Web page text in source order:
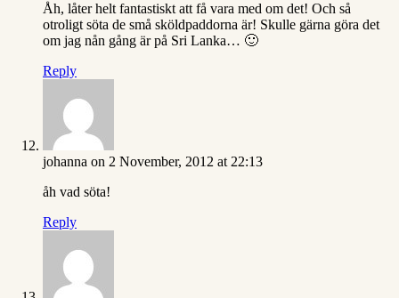
Åh, låter helt fantastiskt att få vara med om det! Och så
otroligt söta de små sköldpaddorna är! Skulle gärna göra det
om jag nån gång är på Sri Lanka… 🙂
Reply
johanna on 2 November, 2012 at 22:13
åh vad söta!
Reply